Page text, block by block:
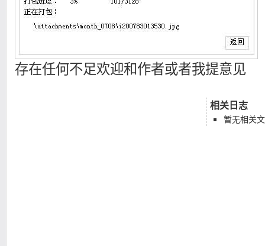
存在任何不足欢迎和作者或者我提意见
相关日志
暂无相关